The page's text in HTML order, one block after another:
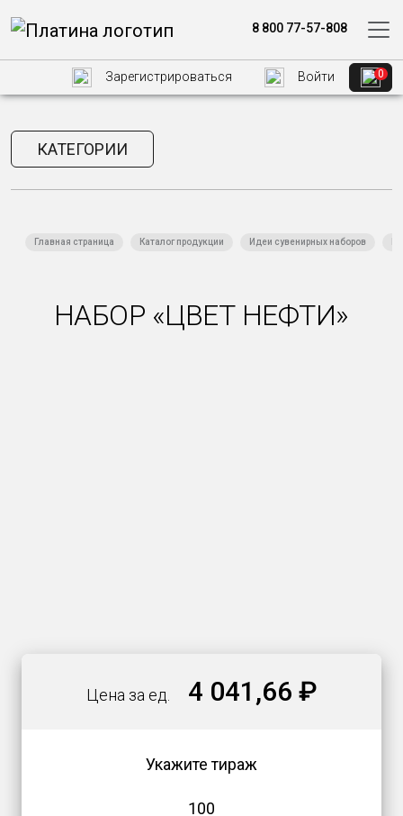
8 800 77-57-808
Зарегистрироваться Войти 0
КАТЕГОРИИ
Главная страница Каталог продукции Идеи сувенирных наборов
НАБОР «ЦВЕТ НЕФТИ»
Цена за ед. 4 041,66 ₽
Укажите тираж